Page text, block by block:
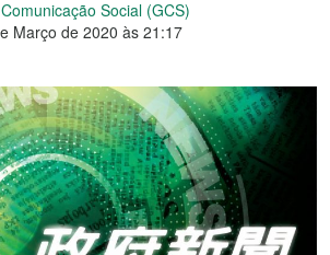
Social (GCS)
Março de 2020 às 21:17